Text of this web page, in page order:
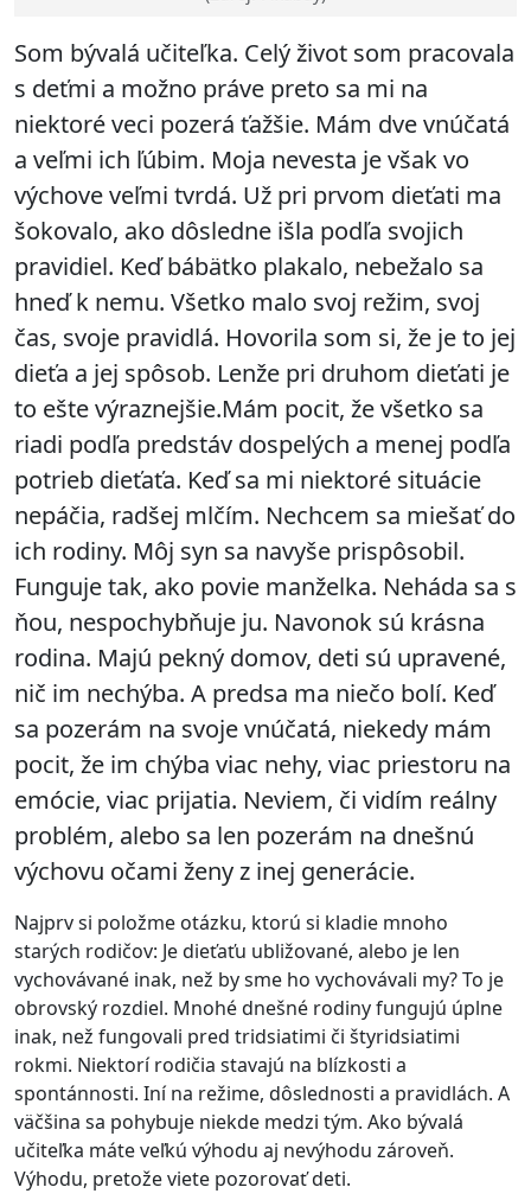
Som bývalá učiteľka. Celý život som pracovala
s deťmi a možno práve preto sa mi na
niektoré veci pozerá ťažšie. Mám dve vnúčatá
a veľmi ich ľúbim. Moja nevesta je však vo
výchove veľmi tvrdá. Už pri prvom dieťati ma
šokovalo, ako dôsledne išla podľa svojich
pravidiel. Keď bábätko plakalo, nebežalo sa
hneď k nemu. Všetko malo svoj režim, svoj
čas, svoje pravidlá. Hovorila som si, že je to jej
dieťa a jej spôsob. Lenže pri druhom dieťati je
to ešte výraznejšie.Mám pocit, že všetko sa
riadi podľa predstáv dospelých a menej podľa
potrieb dieťaťa. Keď sa mi niektoré situácie
nepáčia, radšej mlčím. Nechcem sa miešať do
ich rodiny. Môj syn sa navyše prispôsobil.
Funguje tak, ako povie manželka. Neháda sa s
ňou, nespochybňuje ju. Navonok sú krásna
rodina. Majú pekný domov, deti sú upravené,
nič im nechýba. A predsa ma niečo bolí. Keď
sa pozerám na svoje vnúčatá, niekedy mám
pocit, že im chýba viac nehy, viac priestoru na
emócie, viac prijatia. Neviem, či vidím reálny
problém, alebo sa len pozerám na dnešnú
výchovu očami ženy z inej generácie.
Najprv si položme otázku, ktorú si kladie mnoho
starých rodičov: Je dieťaťu ubližované, alebo je len
vychovávané inak, než by sme ho vychovávali my? To je
obrovský rozdiel. Mnohé dnešné rodiny fungujú úplne
inak, než fungovali pred tridsiatimi či štyridsiatimi
rokmi. Niektorí rodičia stavajú na blízkosti a
spontánnosti. Iní na režime, dôslednosti a pravidlách. A
väčšina sa pohybuje niekde medzi tým. Ako bývalá
učiteľka máte veľkú výhodu aj nevýhodu zároveň.
Výhodu, pretože viete pozorovať deti.